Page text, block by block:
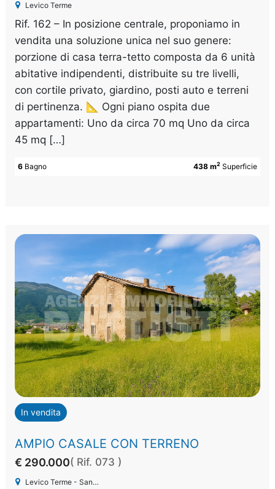
Levico Terme
Rif. 162 – In posizione centrale, proponiamo in
vendita una soluzione unica nel suo genere:
porzione di casa terra-tetto composta da 6 unità
abitative indipendenti, distribuite su tre livelli,
con cortile privato, giardino, posti auto e terreni
di pertinenza. 📐 Ogni piano ospita due
appartamenti: Uno da circa 70 mq Uno da circa
45 mq […]
438 m2 Superficie
6 Bagno
In vendita
AMPIO CASALE CON TERRENO
€ 290.000( Rif. 073 )
Levico Terme - Santa Giuliana